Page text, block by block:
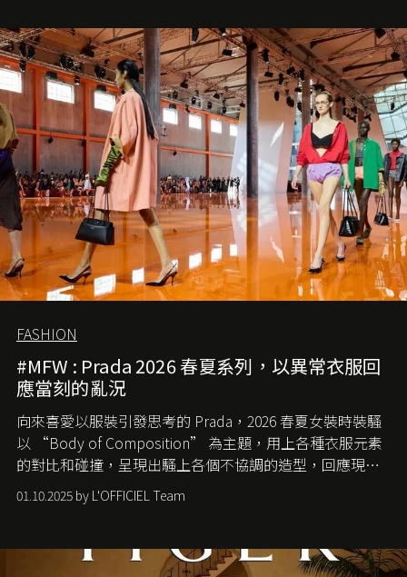
愛它的雋永與優雅。那麼這個手袋是怎麼誕生的呢？又為
甚麼取名叫 2.55 ？今天就由《L'Officiel HK》帶你穿越流金
歲月，回顧 2.55 的誕生故事。
FASHION
#MFW : Prada 2026 春夏系列，以異常衣服回
應當刻的亂況
向來喜愛以服裝引發思考的 Prada，2026 春夏女裝時裝騷
以 “Body of Composition” 為主題，用上各種衣服元素
的對比和碰撞，呈現出騷上各個不協調的造型，回應現今
社會各種資訊、文化超載的現象。
01.10.2025 by L'OFFICIEL Team